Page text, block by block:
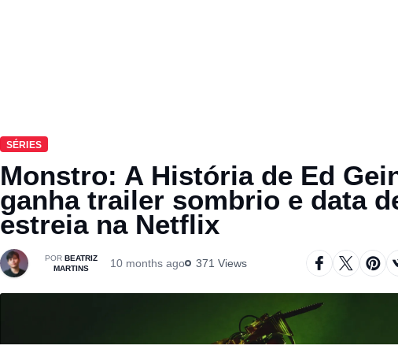
Monstro: A História de Ed
ganha trailer sombrio e data
estreia na Netflix
BEATRIZ
MARTINS
SÉRIES
10 months ago 371 Views